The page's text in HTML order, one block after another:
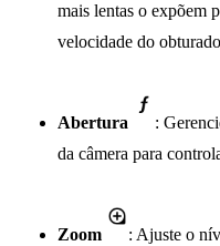
mais lentas o expõem
velocidade do
Abertura
:
da câmera para
Zoom
: Ajuste o